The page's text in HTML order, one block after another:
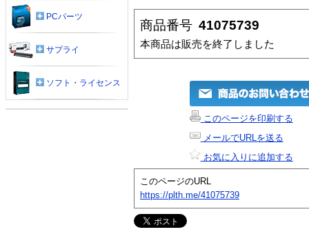
商品番号 41075739
本商品は販売を終了しました
このページを印刷する
メールでURLを送る
お気に入りに追加する
このページのURL
https://plth.me/41075739
PCパーツ
サプライ
ソフト・ライセンス